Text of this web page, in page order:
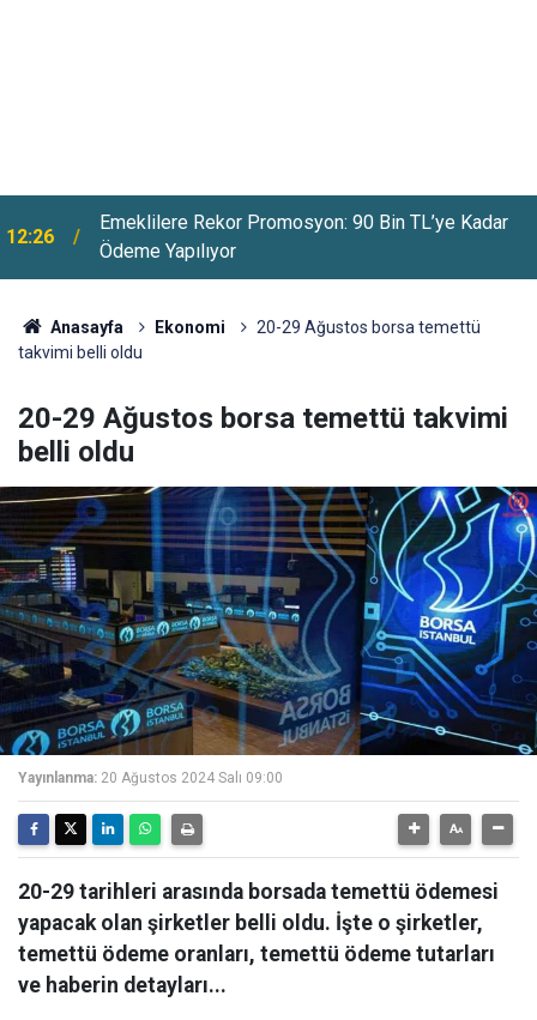
12:26
Emeklilere Rekor Promosyon: 90 Bin TL’ye Kadar
Ödeme Yapılıyor
Anasayfa Ekonomi
20-29 Ağustos borsa temettü
takvimi belli oldu
20-29 Ağustos borsa temettü takvimi
belli oldu
Yayınlanma: 20 Ağustos 2024 Salı 09:00
20-29 tarihleri arasında borsada temettü ödemesi
yapacak olan şirketler belli oldu. İşte o şirketler,
temettü ödeme oranları, temettü ödeme tutarları
ve haberin detayları...